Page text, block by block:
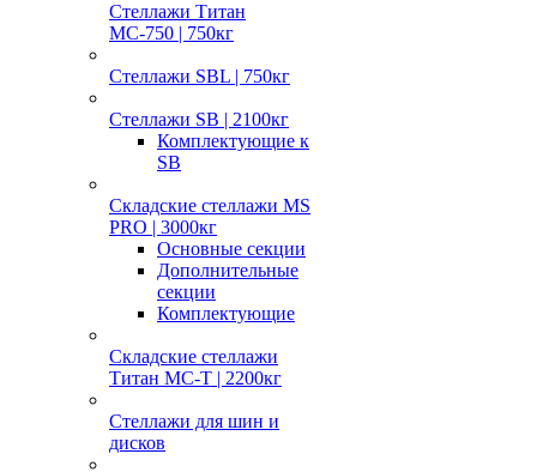
Стеллажи Титан
МС-750 | 750кг
Стеллажи SBL | 750кг
Стеллажи SB | 2100кг
Комплектующие к
SB
Складские стеллажи MS
PRO | 3000кг
Основные секции
Дополнительные
секции
Комплектующие
Складские стеллажи
Титан МС-Т | 2200кг
Стеллажи для шин и
дисков